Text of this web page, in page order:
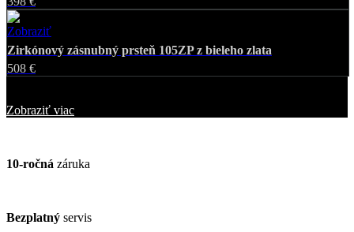
Zobraziť
Zirkónový zásnubný prsteň 105ZP z bieleho zlata
508 €
Zobraziť viac
10-ročná záruka
Bezplatný servis